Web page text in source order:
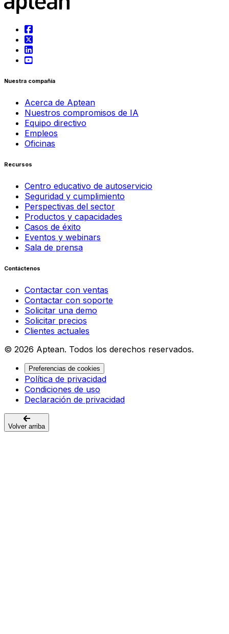
Nuestra compañía
Acerca de Aptean
Nuestros compromisos de IA
Equipo directivo
Empleos
Oficinas
Recursos
Centro educativo de autoservicio
Seguridad y cumplimiento
Perspectivas del sector
Productos y capacidades
Casos de éxito
Eventos y webinars
Sala de prensa
Contáctenos
Contactar con ventas
Contactar con soporte
Solicitar una demo
Solicitar precios
Clientes actuales
© 2026 Aptean. Todos los derechos reservados.
Preferencias de cookies
Política de privacidad
Condiciones de uso
Declaración de privacidad
Volver arriba